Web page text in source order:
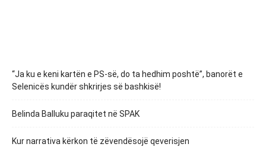
“Ja ku e keni kartën e PS-së, do ta hedhim poshtë”, banorët e
Selenicës kundër shkrirjes së bashkisë!
Belinda Balluku paraqitet në SPAK
Kur narrativa kërkon të zëvendësojë qeverisjen